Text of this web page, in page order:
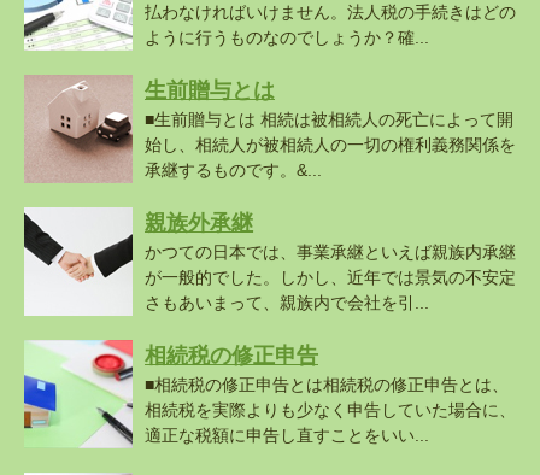
払わなければいけません。法人税の手続きはどの
ように行うものなのでしょうか？確...
生前贈与とは
■生前贈与とは 相続は被相続人の死亡によって開
始し、相続人が被相続人の一切の権利義務関係を
承継するものです。&...
親族外承継
かつての日本では、事業承継といえば親族内承継
が一般的でした。しかし、近年では景気の不安定
さもあいまって、親族内で会社を引...
相続税の修正申告
■相続税の修正申告とは相続税の修正申告とは、
相続税を実際よりも少なく申告していた場合に、
適正な税額に申告し直すことをいい...